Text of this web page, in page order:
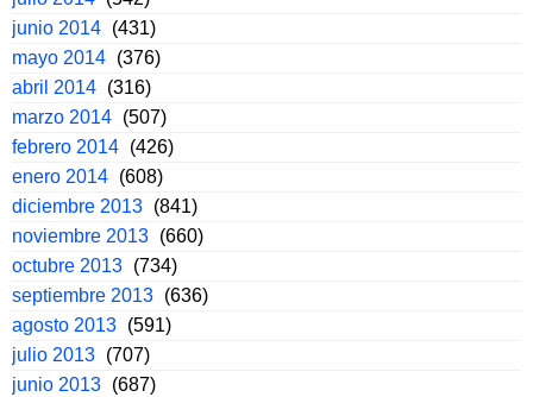
junio 2014 (431)
mayo 2014 (376)
abril 2014 (316)
marzo 2014 (507)
febrero 2014 (426)
enero 2014 (608)
diciembre 2013 (841)
noviembre 2013 (660)
octubre 2013 (734)
septiembre 2013 (636)
agosto 2013 (591)
julio 2013 (707)
junio 2013 (687)